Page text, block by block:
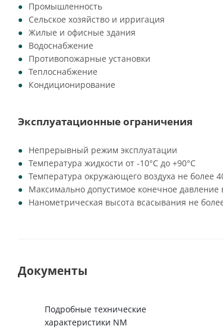
Промышленность
Сельское хозяйство и ирригация
Жилые и офисные здания
Водоснабжение
Противопожарные установки
Теплоснабжение
Кондиционирование
Эксплуатационные ограничения
Непрерывный режим эксплуатации
Температура жидкости от -10°C до +90°C
Температура окружающего воздуха не более
Максимально допустимое конечное давление
Нанометрическая высота всасывания не
Документы
Подробные технические
характеристики NM